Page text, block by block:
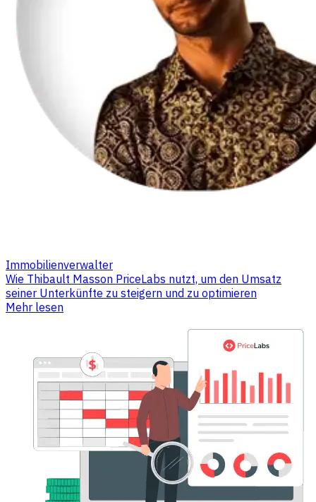
Immobilienverwalter
Wie Thibault Masson PriceLabs nutzt, um den Umsatz
seiner Unterkünfte zu steigern und zu optimieren
Mehr lesen